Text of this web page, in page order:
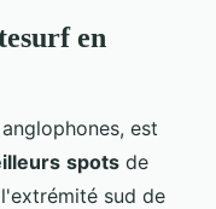
en
est
spots de
sud de